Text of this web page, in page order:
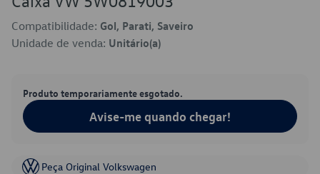
Compatibilidade: Gol, Parati, Saveiro
Unidade de venda: Unitário(a)
Produto temporariamente esgotado.
Avise-me quando chegar!
Peça Original Volkswagen